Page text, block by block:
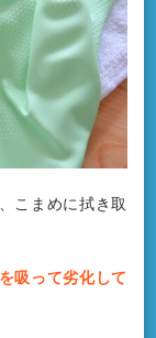
こまめに拭き取
吸って劣化して